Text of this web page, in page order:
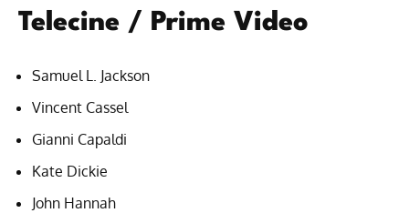
Telecine / Prime Video
Samuel L. Jackson
Vincent Cassel
Gianni Capaldi
Kate Dickie
John Hannah